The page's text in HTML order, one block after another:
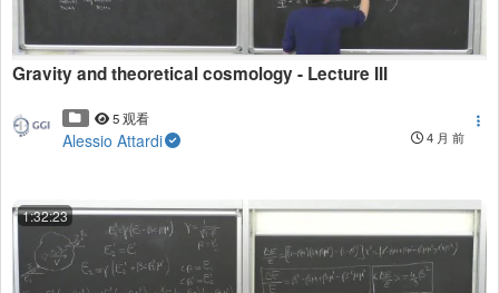
Gravity and theoretical cosmology - Lecture III
5 观看
Alessio Attardi 4 月 前
1:32:23